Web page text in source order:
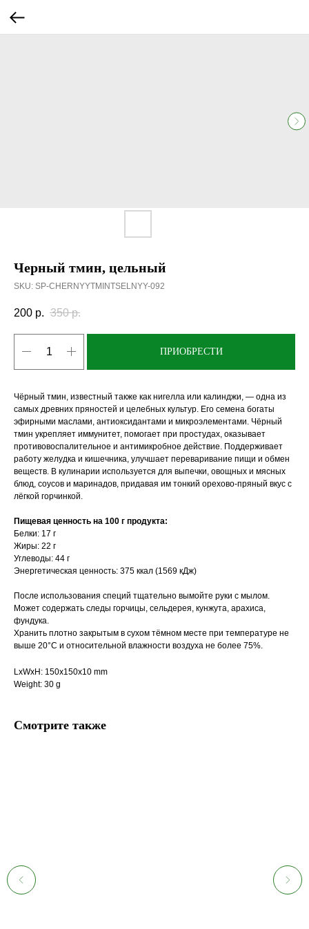
Черный тмин, цельный
SKU: SP-CHERNYYTMINTSELNYY-092
200 р. 350 р.
ПРИОБРЕСТИ
Чёрный тмин, известный также как нигелла или калинджи, — одна из
самых древних пряностей и целебных культур. Его семена богаты
эфирными маслами, антиоксидантами и микроэлементами. Чёрный
тмин укрепляет иммунитет, помогает при простудах, оказывает
противовоспалительное и антимикробное действие. Поддерживает
работу желудка и кишечника, улучшает переваривание пищи и обмен
веществ. В кулинарии используется для выпечки, овощных и мясных
блюд, соусов и маринадов, придавая им тонкий орехово-пряный вкус с
лёгкой горчинкой.
Пищевая ценность на 100 г продукта:
Белки: 17 г
Жиры: 22 г
Углеводы: 44 г
Энергетическая ценность: 375 ккал (1569 кДж)
После использования специй тщательно вымойте руки с мылом.
Может содержать следы горчицы, сельдерея, кунжута, арахиса,
фундука.
Хранить плотно закрытым в сухом тёмном месте при температуре не
выше 20°С и относительной влажности воздуха не более 75%.
LxWxH: 150x150x10 mm
Weight: 30 g
Смотрите также